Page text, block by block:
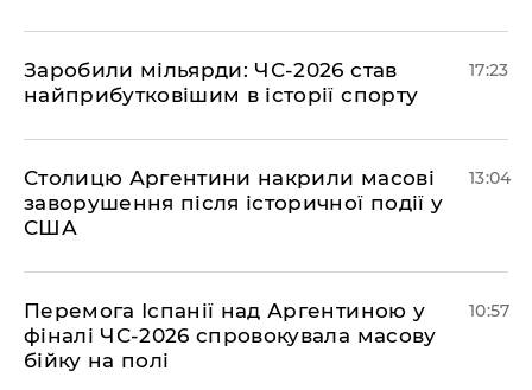
​Заробили мільярди: ЧС-2026 став
найприбутковішим в історії спорту
17:23
Столицю Аргентини накрили масові
заворушення після історичної події у
США
13:04
Перемога Іспанії над Аргентиною у
фіналі ЧС-2026 спровокувала масову
бійку на полі
10:57